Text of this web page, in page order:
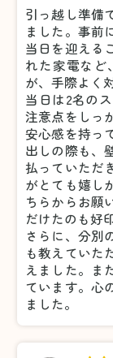
引っ越し準備
ました。事前
当日を迎える
れた家電など
が、手際よく
当日は2名の
注意点をしっ
安心感を持っ
出しの際も、
払っていただ
がとても嬉し
ちらからお願
だけたのも好
さらに、分別
も教えていた
えました。ま
ています。心
ました。